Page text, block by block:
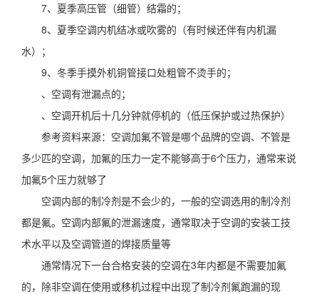
7、夏季高压管（细管）结霜的；
8、夏季空调内机结冰或吹雾的（有时候还伴有内机漏
水）；
9、冬季手摸外机铜管接口处粗管不烫手的；
、空调有泄漏点的；
、空调开机后十几分钟就停机的（低压保护或过热保护）
参考资料来源：空调加氟不管是哪个品牌的空调、不管是
多少匹的空调，加氟的压力一定不能够高于6个压力，通常来说
加氟5个压力就够了
空调内部的制冷剂是不会少的，一般的空调选用的制冷剂
都是氟。空调内部氟的泄漏速度，通常取决于空调的安装工技
术水平以及空调管道的焊接质量等
通常情况下一台合格安装的空调在3年内都是不需要加氟
的，除非空调在使用或移机过程中出现了制冷剂氟跑漏的现